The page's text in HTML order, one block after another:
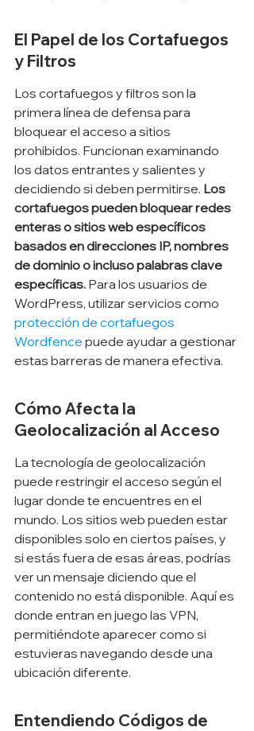
El Papel de los Cortafuegos
y Filtros
Los cortafuegos y filtros son la
primera línea de defensa para
bloquear el acceso a sitios
prohibidos. Funcionan examinando
los datos entrantes y salientes y
decidiendo si deben permitirse. Los
cortafuegos pueden bloquear redes
enteras o sitios web específicos
basados en direcciones IP, nombres
de dominio o incluso palabras clave
específicas. Para los usuarios de
WordPress, utilizar servicios como
protección de cortafuegos
Wordfence puede ayudar a gestionar
estas barreras de manera efectiva.
Cómo Afecta la
Geolocalización al Acceso
La tecnología de geolocalización
puede restringir el acceso según el
lugar donde te encuentres en el
mundo. Los sitios web pueden estar
disponibles solo en ciertos países, y
si estás fuera de esas áreas, podrías
ver un mensaje diciendo que el
contenido no está disponible. Aquí es
donde entran en juego las VPN,
permitiéndote aparecer como si
estuvieras navegando desde una
ubicación diferente.
Entendiendo Códigos de